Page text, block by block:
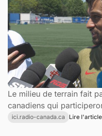
Le milieu de terrain fait
canadiens qui
ici.radio-canada.ca Lire